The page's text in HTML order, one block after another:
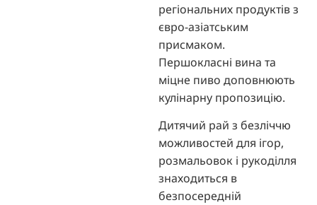
регіональних продуктів з
євро-азіатським
присмаком.
Першокласні вина та
міцне пиво доповнюють
кулінарну пропозицію.
Дитячий рай з безліччю
можливостей для ігор,
розмальовок і рукоділля
знаходиться в
безпосередній